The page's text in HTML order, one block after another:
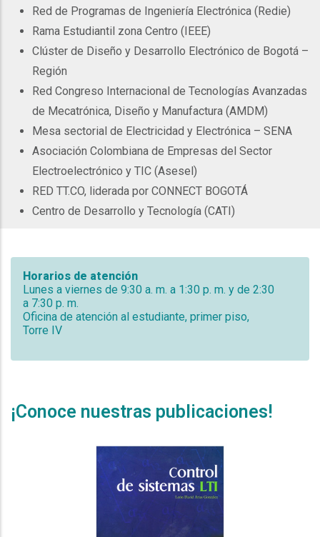
Red de Programas de Ingeniería Electrónica (Redie)
Rama Estudiantil zona Centro (IEEE)
Clúster de Diseño y Desarrollo Electrónico de Bogotá –
Región
Red Congreso Internacional de Tecnologías Avanzadas
de Mecatrónica, Diseño y Manufactura (AMDM)
Mesa sectorial de Electricidad y Electrónica – SENA
Asociación Colombiana de Empresas del Sector
Electroelectrónico y TIC (Asesel)
RED TT.CO, liderada por CONNECT BOGOTÁ
Centro de Desarrollo y Tecnología (CATI)
Horarios de atención
Lunes a viernes de 9:30 a. m. a 1:30 p. m. y de 2:30
a 7:30 p. m.
Oficina de atención al estudiante, primer piso,
Torre IV
¡Conoce nuestras publicaciones!